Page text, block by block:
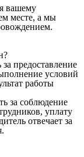
вашему
месте, а мы
предоставление
условий
работы
за соблюдение
уплату
отвечает за